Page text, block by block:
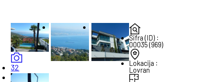
32
Šifra (ID) :
00035 (969)
Lokacija :
Lovran